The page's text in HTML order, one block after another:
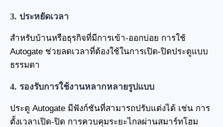
3. ประหยัดเวลา
สำหรับบ้านหรือธุรกิจที่มีการเข้า-ออกบ่อย การใช้
Autogate ช่วยลดเวลาที่ต้องใช้ในการเปิด-ปิดประตูแบบ
ธรรมดา
4. รองรับการใช้งานหลากหลายรูปแบบ
ประตู Autogate มีฟังก์ชันที่สามารถปรับแต่งได้ เช่น การ
ตั้งเวลาเปิด-ปิด การควบคุมระยะไกลผ่านสมาร์ทโฮม